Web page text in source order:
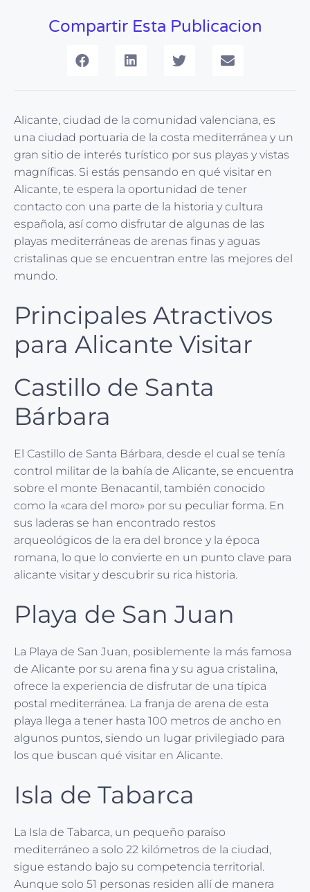
Compartir Esta Publicacion
Alicante, ciudad de la comunidad valenciana, es
una ciudad portuaria de la costa mediterránea y un
gran sitio de interés turístico por sus playas y vistas
magníficas. Si estás pensando en qué visitar en
Alicante, te espera la oportunidad de tener
contacto con una parte de la historia y cultura
española, así como disfrutar de algunas de las
playas mediterráneas de arenas finas y aguas
cristalinas que se encuentran entre las mejores del
mundo.
Principales Atractivos
para Alicante Visitar
Castillo de Santa
Bárbara
El Castillo de Santa Bárbara, desde el cual se tenía
control militar de la bahía de Alicante, se encuentra
sobre el monte Benacantil, también conocido
como la «cara del moro» por su peculiar forma. En
sus laderas se han encontrado restos
arqueológicos de la era del bronce y la época
romana, lo que lo convierte en un punto clave para
alicante visitar y descubrir su rica historia.
Playa de San Juan
La Playa de San Juan, posiblemente la más famosa
de Alicante por su arena fina y su agua cristalina,
ofrece la experiencia de disfrutar de una típica
postal mediterránea. La franja de arena de esta
playa llega a tener hasta 100 metros de ancho en
algunos puntos, siendo un lugar privilegiado para
los que buscan qué visitar en Alicante.
Isla de Tabarca
La Isla de Tabarca, un pequeño paraíso
mediterráneo a solo 22 kilómetros de la ciudad,
sigue estando bajo su competencia territorial.
Aunque solo 51 personas residen allí de manera